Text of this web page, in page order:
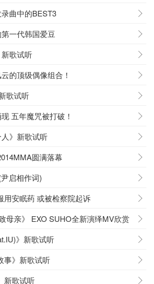
曲中的BEST3
一代韩国爱豆
歌试听
的顶级偶像组合！
歌试听
五年魔咒被打破！
》新歌试听
圆满落幕
启相作词)
用安眠药 或被检察院起诉
母亲》 EXO SUHO全新演绎MV欣赏
》新歌试听
事》新歌试听
新歌试听